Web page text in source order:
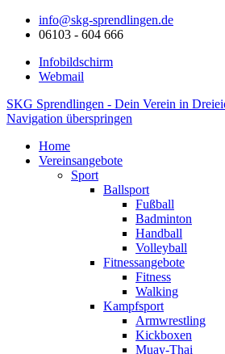
info@skg-sprendlingen.de
06103 - 604 666
Infobildschirm
Webmail
SKG Sprendlingen - Dein Verein in
Navigation überspringen
Home
Vereinsangebote
Sport
Ballsport
Fußball
Badminton
Handball
Volleyball
Fitnessangebote
Fitness
Walking
Kampfsport
Armwrestling
Kickboxen
Muay-Thai